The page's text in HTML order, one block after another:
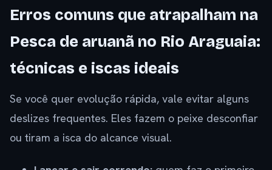
Erros comuns que atrapalham na
Pesca de aruanã no Rio Araguaia:
técnicas e iscas ideais
Se você quer evolução rápida, vale evitar alguns
deslizes frequentes. Eles fazem o peixe desconfiar
ou tiram a isca do alcance visual.